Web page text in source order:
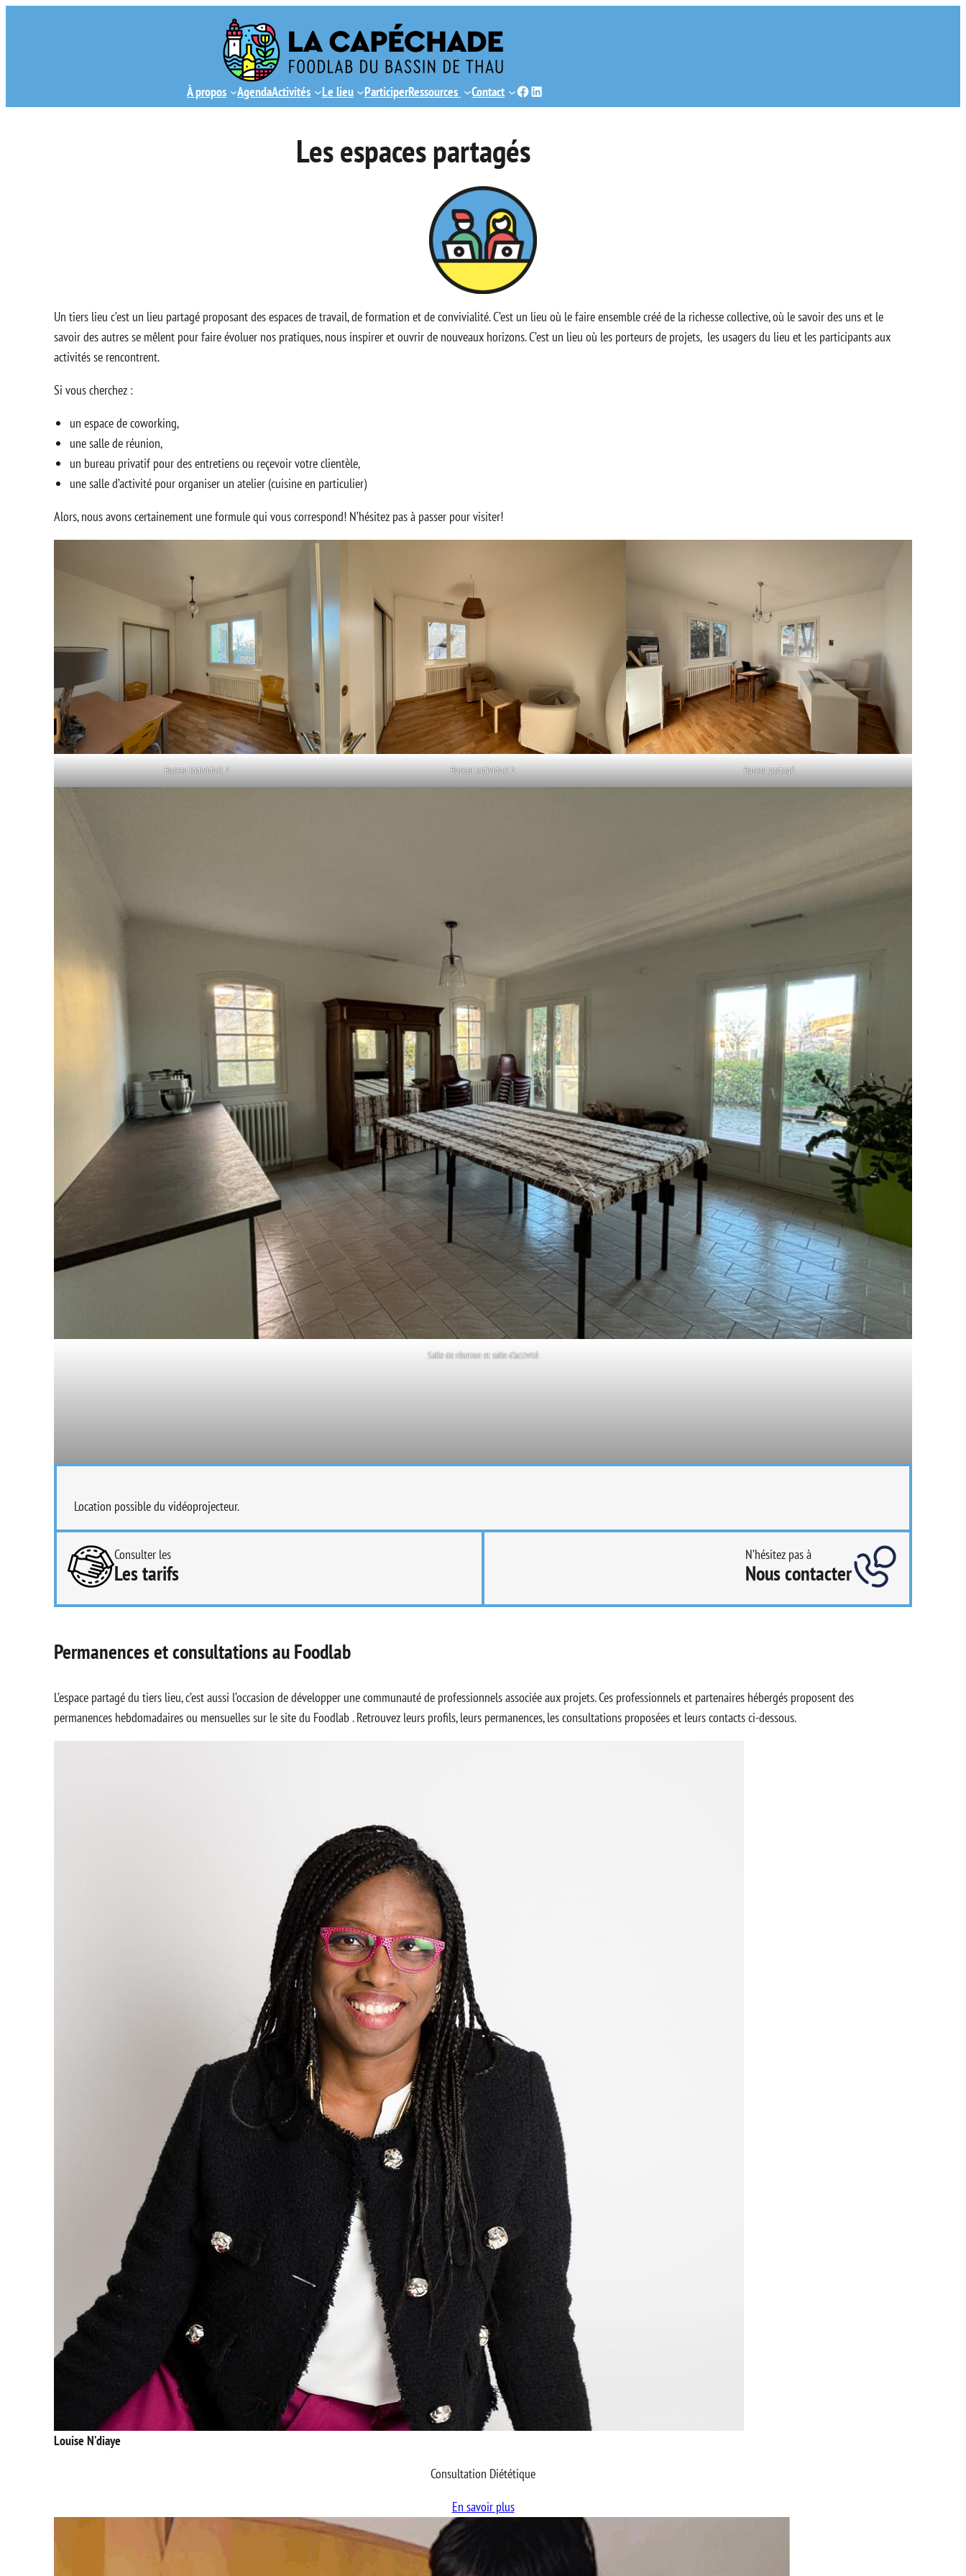
À propos AgendaActivités Le lieu ParticiperRessources Contact Facebook
LinkedIn
Les espaces partagés
Un tiers lieu c’est un lieu partagé proposant des espaces de travail, de formation et de convivialité. C’est un lieu où le faire ensemble créé de la richesse collective, où le savoir des uns et le
savoir des autres se mêlent pour faire évoluer nos pratiques, nous inspirer et ouvrir de nouveaux horizons. C’est un lieu où les porteurs de projets, les usagers du lieu et les participants aux
activités se rencontrent.
Si vous cherchez :
un espace de coworking,
une salle de réunion,
un bureau privatif pour des entretiens ou reçevoir votre clientèle,
une salle d’activité pour organiser un atelier (cuisine en particulier)
Alors, nous avons certainement une formule qui vous correspond! N’hésitez pas à passer pour visiter!
Bureau individuel 2 Bureau individuel 1 Bureau partagé
Salle de réunion et salle d’activité
Location possible du vidéoprojecteur.
Consulter les
Les tarifs
N’hésitez pas à
Nous contacter
Permanences et consultations au Foodlab
L’espace partagé du tiers lieu, c’est aussi l’occasion de développer une communauté de professionnels associée aux projets. Ces professionnels et partenaires hébergés proposent des
permanences hebdomadaires ou mensuelles sur le site du Foodlab . Retrouvez leurs profils, leurs permanences, les consultations proposées et leurs contacts ci-dessous.
Louise N’diaye
Consultation Diététique
En savoir plus